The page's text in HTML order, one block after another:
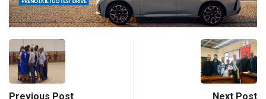
Previous Post Next Post